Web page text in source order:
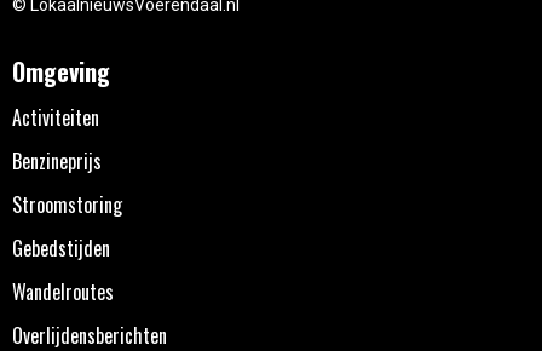
© LokaalnieuwsVoerendaal.nl
Omgeving
Activiteiten
Benzineprijs
Stroomstoring
Gebedstijden
Wandelroutes
Overlijdensberichten